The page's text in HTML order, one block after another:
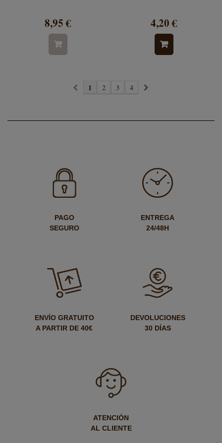
8,95 € 4,20 €
1 2 3 4
PAGO
SEGURO
ENTREGA
24/48H
ENVÍO GRATUITO
A PARTIR DE 40€
DEVOLUCIONES
30 DÍAS
ATENCIÓN
AL CLIENTE